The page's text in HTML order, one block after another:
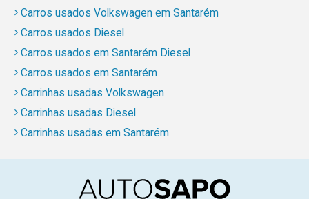
Carros usados Volkswagen em Santarém
Carros usados Diesel
Carros usados em Santarém Diesel
Carros usados em Santarém
Carrinhas usadas Volkswagen
Carrinhas usadas Diesel
Carrinhas usadas em Santarém